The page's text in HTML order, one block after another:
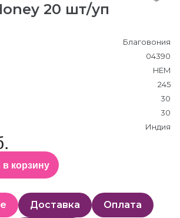
20 шт/уп
Благовония
04390
HEM
245
30
30
Индия
корзину
Доставка Оплата